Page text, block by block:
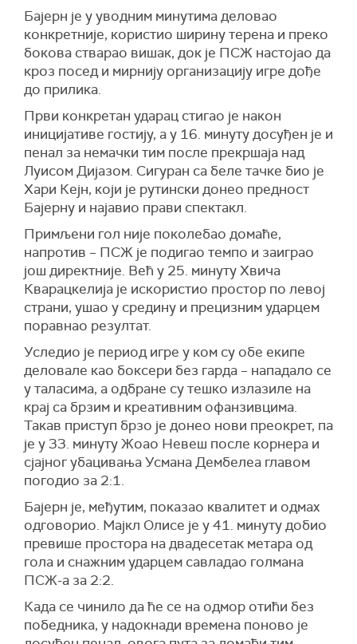
Бајерн је у уводним минутима деловао
конкретније, користио ширину терена и преко
бокова стварао вишак, док је ПСЖ настојао да
кроз посед и мирнију организацију игре дође
до прилика.
Први конкретан ударац стигао је након
иницијативе гостију, а у 16. минуту досуђен је и
пенал за немачки тим после прекршаја над
Луисом Дијазом. Сигуран са беле тачке био је
Хари Кејн, који је рутински донео предност
Бајерну и најавио прави спектакл.
Примљени гол није поколебао домаће,
напротив – ПСЖ је подигао темпо и заиграо
још директније. Већ у 25. минутуХвича
Кварацкелија је искористио простор по левој
страни, ушао у средину и прецизним ударцем
поравнао резултат.
Уследио је период игре у ком су обе екипе
деловале као боксери без гарда – нападало се
у таласима, а одбране су тешко излазиле на
крај са брзим и креативним офанзивцима.
Такав приступ брзо је донео нови преокрет, па
је у 33. минутуЖоао Невеш после корнера и
сјајног убацивањаУсмана Дембелеа главом
погодио за 2:1.
Бајерн је, међутим, показао квалитет и одмах
одговорио. Мајкл Олисе је у 41. минуту добио
превише простора на двадесетак метара од
гола и снажним ударцем савладао голмана
ПСЖ-а за 2:2.
Када се чинило да ће се на одмор отићи без
победника, у надокнади времена поново је